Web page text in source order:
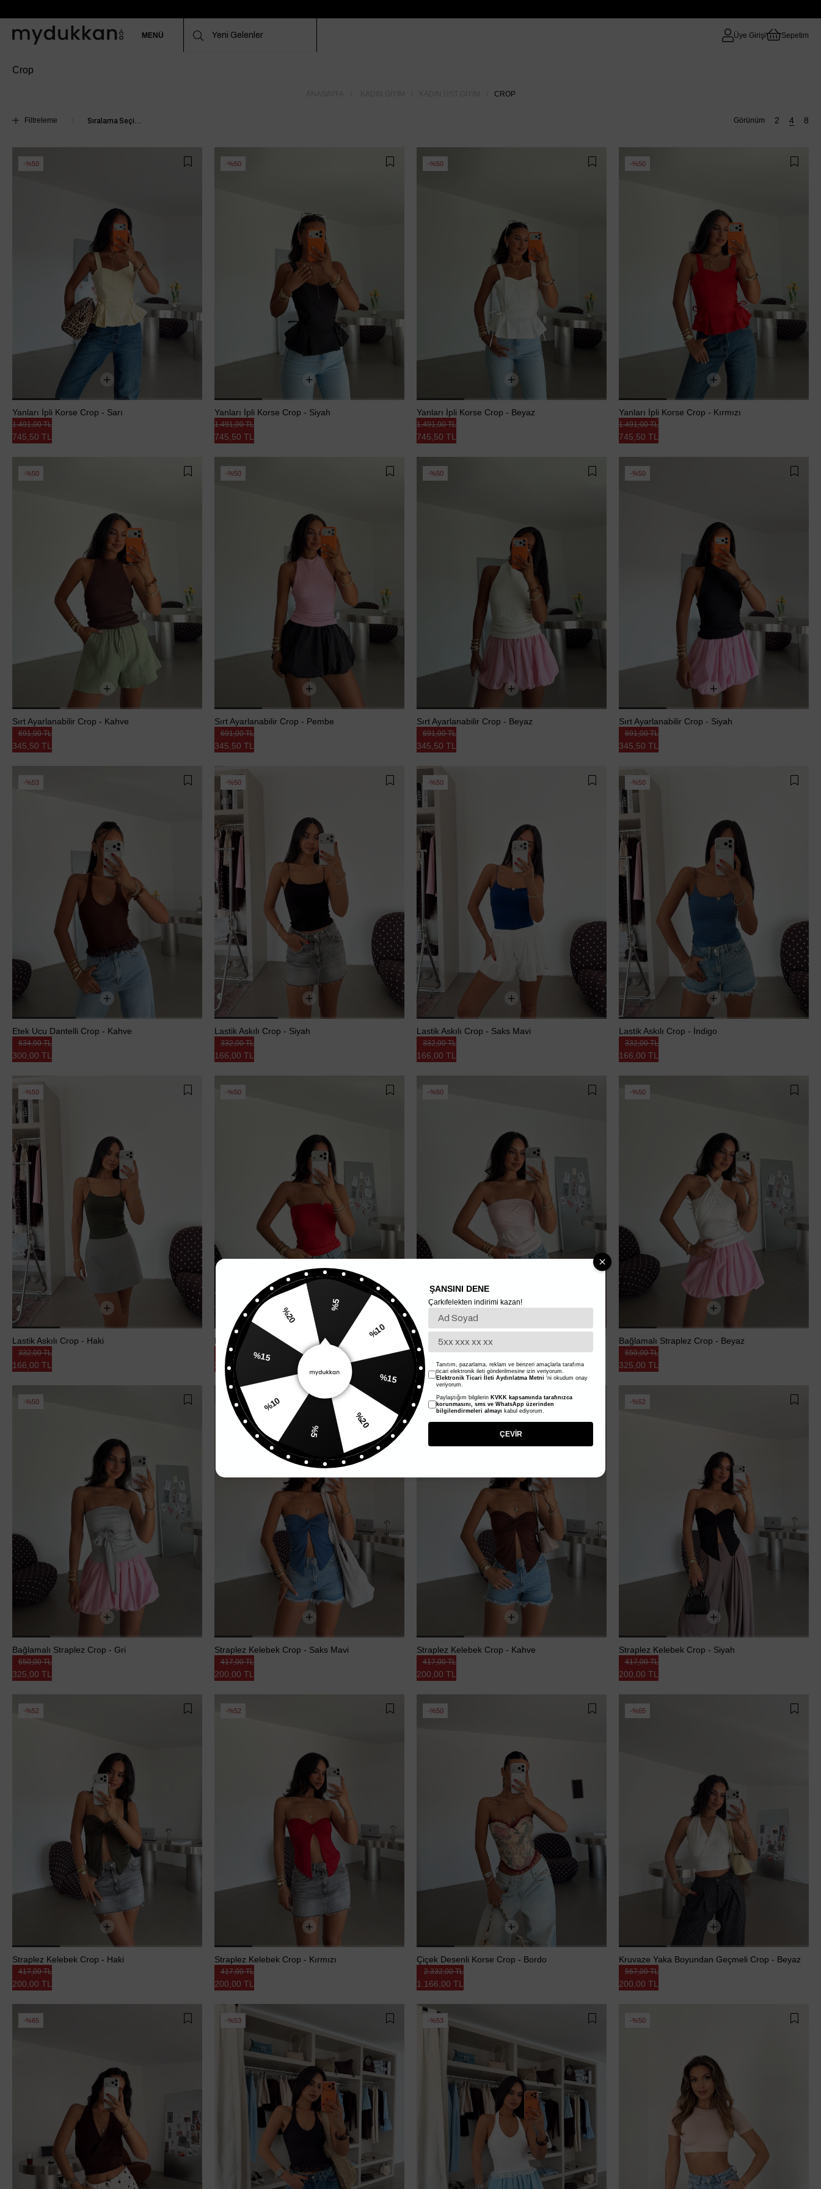
MENÜ Üye Girişi Sepetim
Crop
CROP
Filtreleme
%50
Yanları İpli Korse Crop - Sarı
745,50 TL
1.491,00 TL
%50
Yanları İpli Korse Crop - Siyah
745,50 TL
1.491,00 TL
%50
Yanları İpli Korse Crop - Beyaz
745,50 TL
1.491,00 TL
%50
Yanları İpli Korse Crop - Kırmızı
745,50 TL
1.491,00 TL
%50
Sırt Ayarlanabilir Crop - Kahve
345,50 TL
691,00 TL
%50
Sırt Ayarlanabilir Crop - Pembe
345,50 TL
691,00 TL
%50
Sırt Ayarlanabilir Crop - Beyaz
345,50 TL
691,00 TL
%50
Sırt Ayarlanabilir Crop - Siyah
345,50 TL
691,00 TL
%53
Etek Ucu Dantelli Crop - Kahve
300,00 TL
634,00 TL
%50
Lastik Askılı Crop - Siyah
166,00 TL
332,00 TL
%50
Lastik Askılı Crop - Saks Mavi
166,00 TL
332,00 TL
%50
Lastik Askılı Crop - İndigo
166,00 TL
332,00 TL
%50
Lastik Askılı Crop - Haki
166,00 TL
332,00 TL
%50
Bağlamalı Straplez Crop - Kırmızı
325,00 TL
650,00 TL
%50
Bağlamalı Straplez Crop - Pudra Pembe
325,00 TL
650,00 TL
%50
Bağlamalı Straplez Crop - Beyaz
325,00 TL
650,00 TL
%50
Bağlamalı Straplez Crop - Gri
325,00 TL
650,00 TL
%52
Straplez Kelebek Crop - Saks Mavi
200,00 TL
417,00 TL
%52
Straplez Kelebek Crop - Kahve
200,00 TL
417,00 TL
%52
Straplez Kelebek Crop - Siyah
200,00 TL
417,00 TL
%52
Straplez Kelebek Crop - Haki
200,00 TL
417,00 TL
%52
Straplez Kelebek Crop - Kırmızı
200,00 TL
417,00 TL
%50
Çiçek Desenli Korse Crop - Bordo
1.166,00 TL
2.332,00 TL
%65
Kruvaze Yaka Boyundan Geçmeli Crop - Beyaz
200,00 TL
567,00 TL
%65 %53 %53 %50
%5
%10
%15
%20
%5
%10
%15
%20
ŞANSINI DENE
Çarkıfelekten indirimi kazan!
Tanıtım, pazarlama, reklam ve benzeri amaçlarla tarafıma
ticari elektronik ileti gönderilmesine izin veriyorum.
Elektronik Ticari İleti Aydınlatma Metni 'ni okudum onay
veriyorum.
Paylaştığım bilgilerin KVKK kapsamında tarafınızca
korunmasını, sms ve WhatsApp üzerinden
bilgilendirmeleri almayı kabul ediyorum.
ÇEVİR